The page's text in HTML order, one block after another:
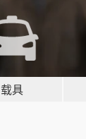
载具